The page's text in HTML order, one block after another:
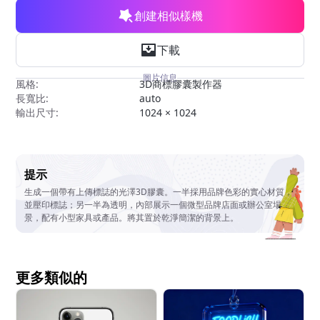
創建相似樣機
下載
圖片信息
風格:
3D商標膠囊製作器
長寬比:
auto
輸出尺寸:
1024 × 1024
提示
生成一個帶有上傳標誌的光澤3D膠囊。一半採用品牌色彩的實心材質，
並壓印標誌；另一半為透明，內部展示一個微型品牌店面或辦公室場
景，配有小型家具或產品。將其置於乾淨簡潔的背景上。
更多類似的